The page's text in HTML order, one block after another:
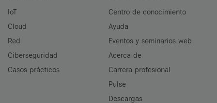
IoT
Cloud
Red
Ciberseguridad
Casos prácticos
Centro de conocimiento
Ayuda
Eventos y seminarios web
Acerca de
Carrera profesional
Pulse
Descargas